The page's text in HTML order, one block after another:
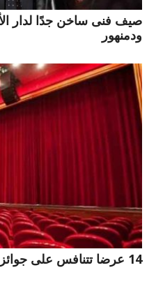
صيف فنى ساخن جدًا لدار
ودمنهور
14 عرضا تتنافس على جوائز القومى للمسرح